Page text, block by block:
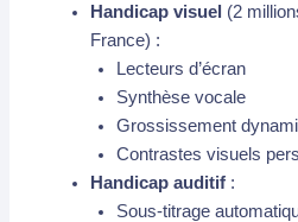
Handicap visuel (2
France) :
Lecteurs d’écran
Synthèse vocale
Grossissement
Contrastes visuels
Handicap auditif:
Sous-titrage